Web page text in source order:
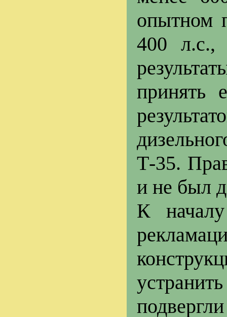
опытном
400 л.с.,
принять
Т-35.
и не был
К